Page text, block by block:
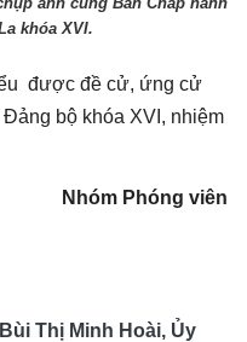
khóa XVI.
được đề cử, ứng cử
bộ khóa XVI, nhiệm
Nhóm Phóng viên
Thị Minh Hoài, Ủy